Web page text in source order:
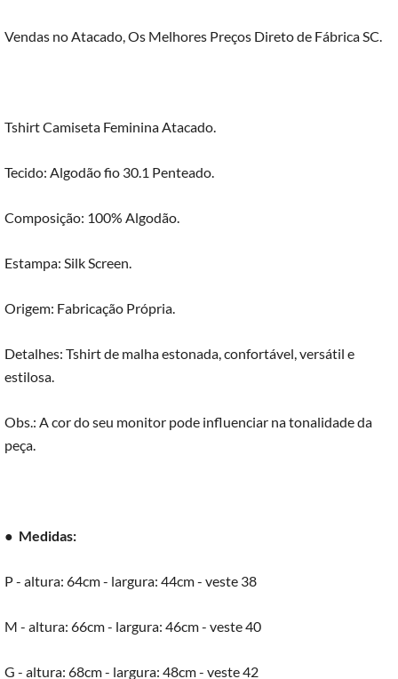
Vendas no Atacado, Os Melhores Preços Direto de Fábrica SC.
Tshirt Camiseta Feminina Atacado.
Tecido: Algodão fio 30.1 Penteado.
Composição: 100% Algodão.
Estampa: Silk Screen.
Origem: Fabricação Própria.
Detalhes: Tshirt de malha estonada, confortável, versátil e
estilosa.
Obs.: A cor do seu monitor pode influenciar na tonalidade da
peça.
● Medidas:
P - altura: 64cm - largura: 44cm - veste 38
M - altura: 66cm - largura: 46cm - veste 40
G - altura: 68cm - largura: 48cm - veste 42